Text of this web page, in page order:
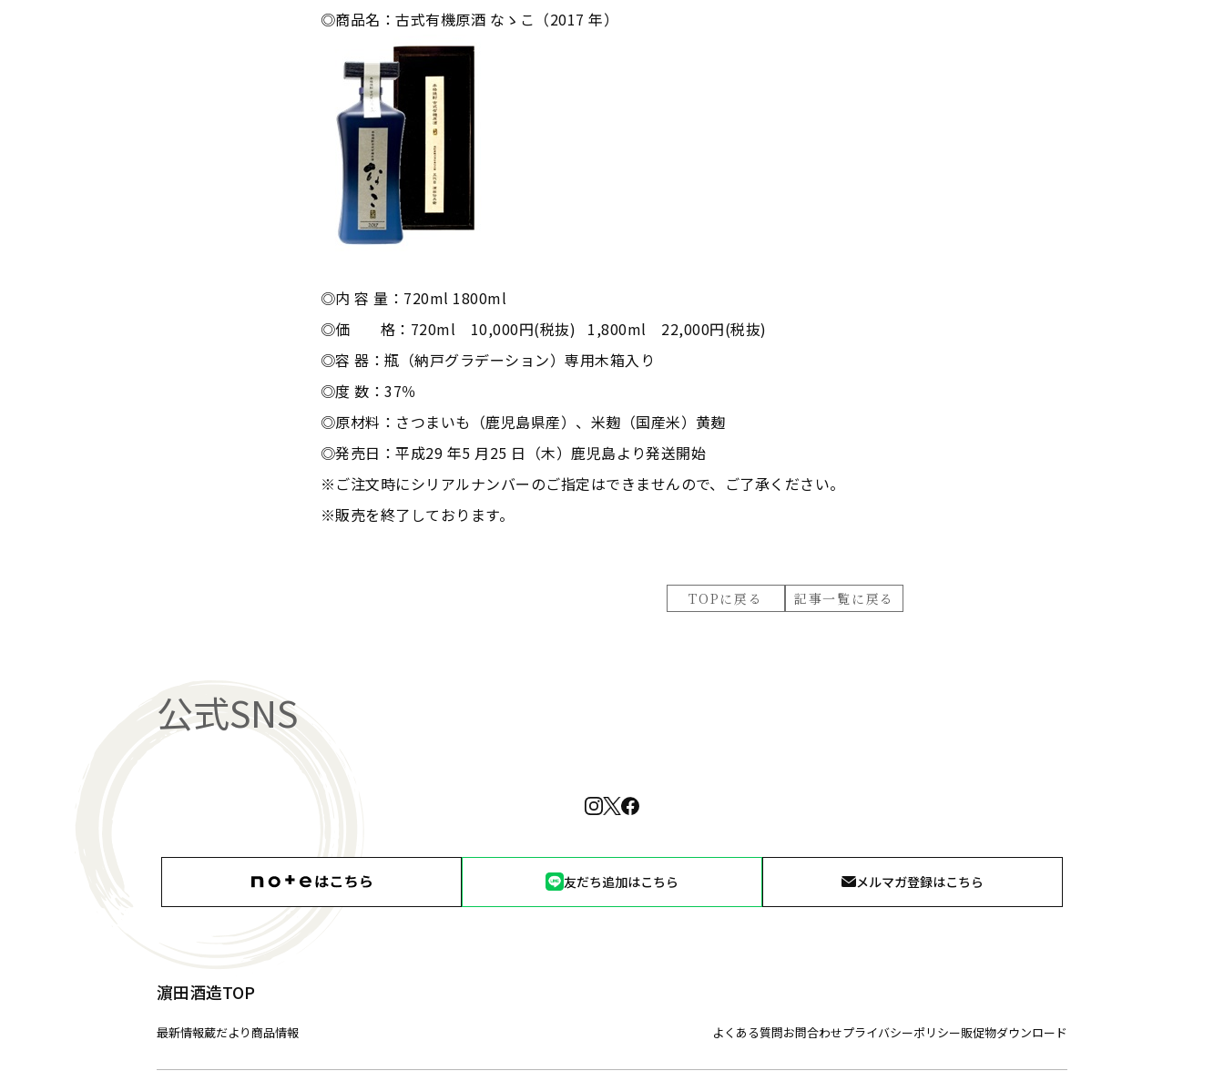
◎商品名：古式有機原酒 なゝこ（2017 年）
◎内 容 量：720ml 1800ml
◎価 格：720ml 10,000円(税抜) 1,800ml 22,000円(税抜)
◎容 器：瓶（納戸グラデーション）専用木箱入り
◎度 数：37％
◎原材料：さつまいも（鹿児島県産）、米麹（国産米）黄麹
◎発売日：平成29 年5 月25 日（木）鹿児島より発送開始
※ご注文時にシリアルナンバーのご指定はできませんので、ご了承ください。
※販売を終了しております。
TOPに戻る 記事一覧に戻る
公式SNS
友だち追加はこちら メルマガ登録はこちら
濵田酒造TOP
最新情報蔵だより 商品情報 よくある質問お問合わせプライバシーポリシー販促物ダウンロード